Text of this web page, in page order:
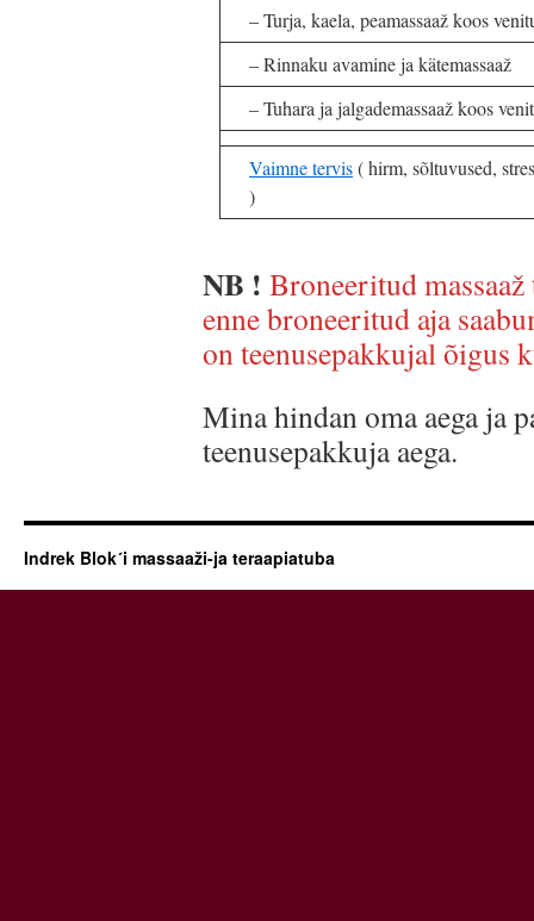
– Turja, kaela, peamassaaž koos
– Rinnaku avamine ja kätemassaaž
– Tuhara ja jalgademassaaž koos
Vaimne tervis( hirm, sõltuvused,
)
NB ! Broneeritud
enne broneeritud aja
on teenusepakkujal õigus
Mina hindan oma aega ja
teenusepakkuja aega.
Indrek Blok´i massaaži-ja teraapiatuba